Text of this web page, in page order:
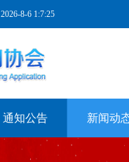
2026-8-6 1:7:26
通知公告 新闻动